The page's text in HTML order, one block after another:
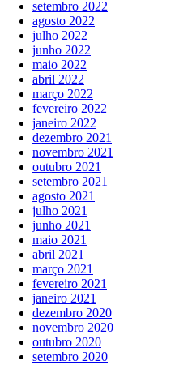
setembro 2022
agosto 2022
julho 2022
junho 2022
maio 2022
abril 2022
março 2022
fevereiro 2022
janeiro 2022
dezembro 2021
novembro 2021
outubro 2021
setembro 2021
agosto 2021
julho 2021
junho 2021
maio 2021
abril 2021
março 2021
fevereiro 2021
janeiro 2021
dezembro 2020
novembro 2020
outubro 2020
setembro 2020